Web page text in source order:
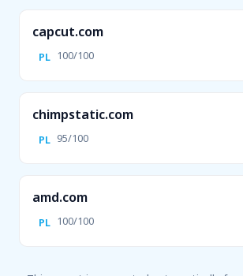
capcut.com
PL 100/100
chimpstatic.com
PL 95/100
amd.com
PL 100/100